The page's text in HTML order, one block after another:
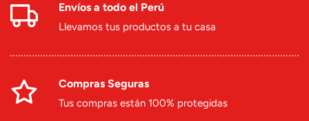
Envíos a todo el Perú
Llevamos tus productos a tu casa
Compras Seguras
Tus compras están 100% protegidas